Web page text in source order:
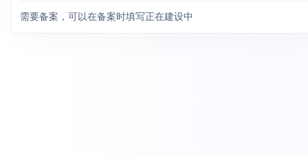
需要备案，可以在备案时填写正在建设中